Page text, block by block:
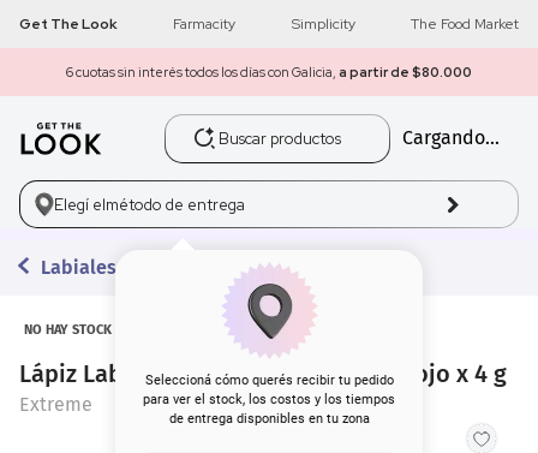
Get The Look Farmacity Simplicity The Food Market
6 cuotas sin interés todos los días con Galicia, a partir de $80.000
Buscar productos
Cargando...
Elegí elmétodo de entrega
Seleccioná cómo querés recibir tu pedido
para ver el stock, los costos y los tiempos
de entrega disponibles en tu zona
Labiales en Barra
NO HAY STOCK
Lápiz Labial Extreme Going Silky 5 Rojo x 4 g
Extreme
1 get the look
2 máscara pestañas
3.
5 corrector